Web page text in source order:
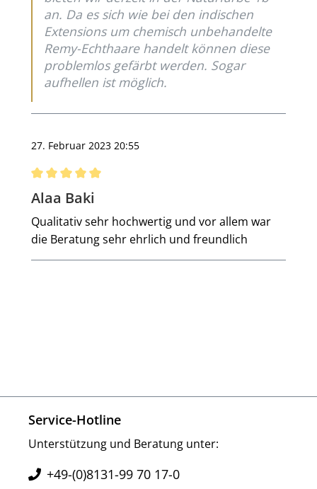
an. Da es sich wie bei den indischen
Extensions um chemisch unbehandelte
Remy-Echthaare handelt können diese
problemlos gefärbt werden. Sogar
aufhellen ist möglich.
27. Februar 2023 20:55
Bewertung mit 5 von 5 Sternen
Alaa Baki
Qualitativ sehr hochwertig und vor allem war
die Beratung sehr ehrlich und freundlich
Service-Hotline
Unterstützung und Beratung unter:
+49-(0)8131-99 70 17-0